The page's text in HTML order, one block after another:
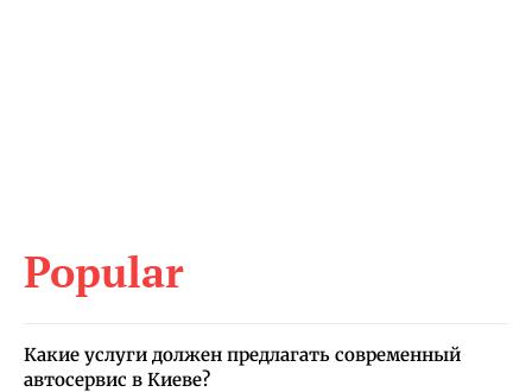
Popular
Какие услуги должен предлагать современный
автосервис в Киеве?